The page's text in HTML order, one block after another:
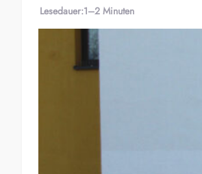
Lesedauer:1–2 Minuten